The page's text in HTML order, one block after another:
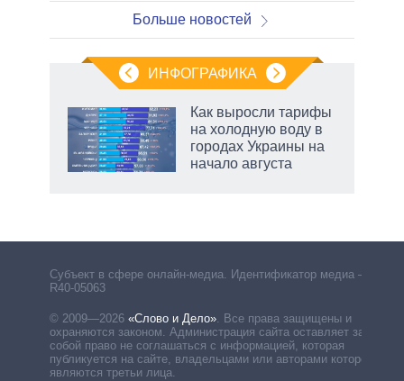
Больше новостей
ИНФОГРАФИКА
Как выросли тарифы
на холодную воду в
городах Украины на
начало августа
Субъект в сфере онлайн-медиа. Идентификатор медиа –
R40-05063
© 2009—2026 «Слово и Дело». Все права защищены и
охраняются законом. Администрация сайта оставляет за
собой право не соглашаться с информацией, которая
публикуется на сайте, владельцами или авторами которой
являются третьи лица.